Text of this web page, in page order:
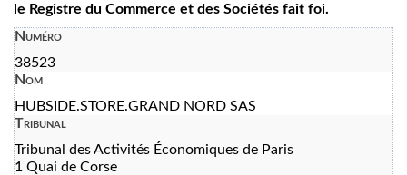
le Registre du Commerce et des Sociétés fait foi.
Numéro
38523
Nom
HUBSIDE.STORE.GRAND NORD SAS
Tribunal
Tribunal des Activités Économiques de Paris
1 Quai de Corse